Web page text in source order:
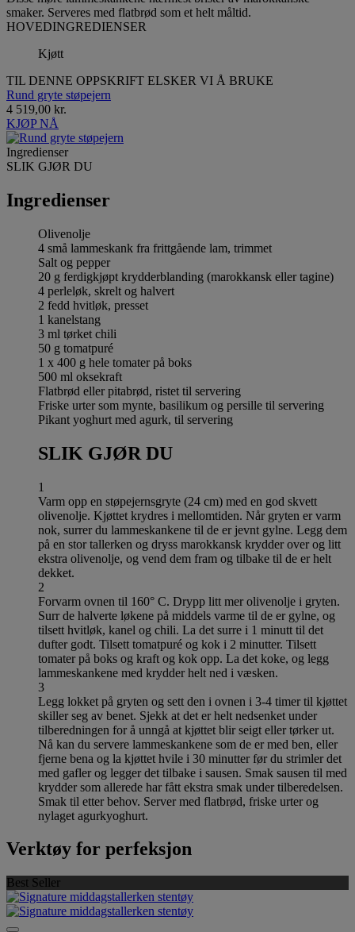
smaker. Serveres med flatbrød som et helt måltid.
HOVEDINGREDIENSER
Kjøtt
TIL DENNE OPPSKRIFT ELSKER VI Å BRUKE
Rund gryte støpejern
4 519,00 kr.
KJØP NÅ
Ingredienser
SLIK GJØR DU
Ingredienser
Olivenolje
4 små lammeskank fra frittgående lam, trimmet
Salt og pepper
20 g ferdigkjøpt krydderblanding (marokkansk eller tagine)
4 perleløk, skrelt og halvert
2 fedd hvitløk, presset
1 kanelstang
3 ml tørket chili
50 g tomatpuré
1 x 400 g hele tomater på boks
500 ml oksekraft
Flatbrød eller pitabrød, ristet til servering
Friske urter som mynte, basilikum og persille til servering
Pikant yoghurt med agurk, til servering
SLIK GJØR DU
1
Varm opp en støpejernsgryte (24 cm) med en god skvett
olivenolje. Kjøttet krydres i mellomtiden. Når gryten er varm
nok, surrer du lammeskankene til de er jevnt gylne. Legg dem
på en stor tallerken og dryss marokkansk krydder over og litt
ekstra olivenolje, og vend dem fram og tilbake til de er helt
dekket.
2
Forvarm ovnen til 160° C. Drypp litt mer olivenolje i gryten.
Surr de halverte løkene på middels varme til de er gylne, og
tilsett hvitløk, kanel og chili. La det surre i 1 minutt til det
dufter godt. Tilsett tomatpuré og kok i 2 minutter. Tilsett
tomater på boks og kraft og kok opp. La det koke, og legg
lammeskankene med krydder helt ned i væsken.
3
Legg lokket på gryten og sett den i ovnen i 3-4 timer til kjøttet
skiller seg av benet. Sjekk at det er helt nedsenket under
tilberedningen for å unngå at kjøttet blir seigt eller tørker ut.
Nå kan du servere lammeskankene som de er med ben, eller
fjerne bena og la kjøttet hvile i 30 minutter før du strimler det
med gafler og legger det tilbake i sausen. Smak sausen til med
krydder som allerede har fått ekstra smak under tilberedelsen.
Smak til etter behov. Server med flatbrød, friske urter og
nylaget agurkyoghurt.
Verktøy for perfeksjon
Best Seller